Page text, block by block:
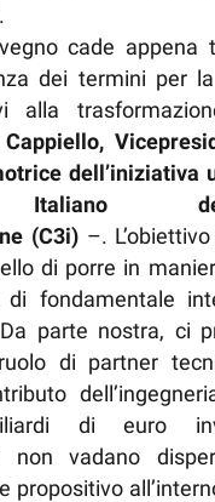
cade appena
dei termini per
alla
dell’iniziativa
(C3i)–.
di porre in
di fondamentale
parte nostra, ci
di partner
di euro
non vadano
propositivo